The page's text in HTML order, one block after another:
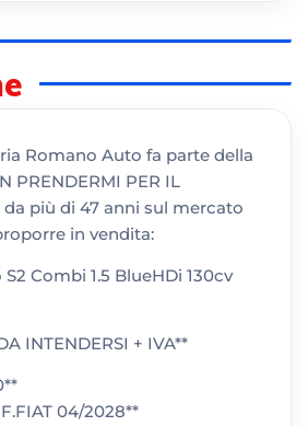
Romano Auto fa parte della
PRENDERMI PER IL
da più di 47 anni sul mercato
in vendita:
Combi 1.5 BlueHDi 130cv
INTENDERSI + IVA**
04/2028**